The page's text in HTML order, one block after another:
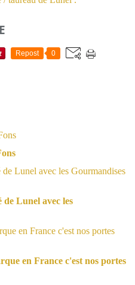
Repost 0
Lunel avec les
en France c'est nos portes